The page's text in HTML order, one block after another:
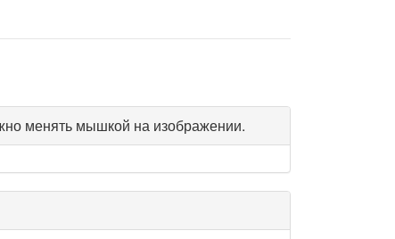
менять мышкой на изображении.